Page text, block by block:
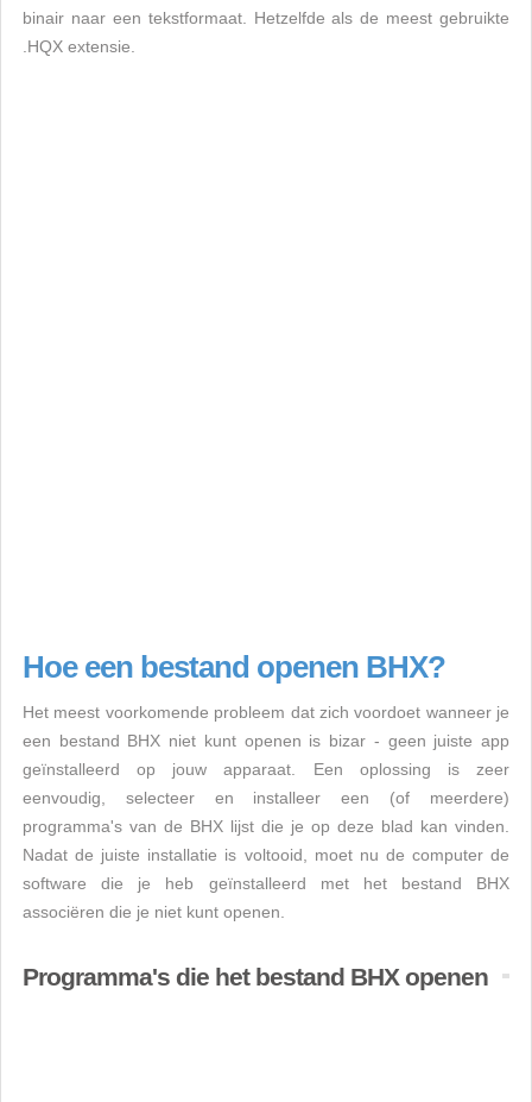
binair naar een tekstformaat. Hetzelfde als de meest gebruikte
.HQX extensie.
Hoe een bestand openen BHX?
Het meest voorkomende probleem dat zich voordoet wanneer je
een bestand BHX niet kunt openen is bizar - geen juiste app
geïnstalleerd op jouw apparaat. Een oplossing is zeer
eenvoudig, selecteer en installeer een (of meerdere)
programma's van de BHX lijst die je op deze blad kan vinden.
Nadat de juiste installatie is voltooid, moet nu de computer de
software die je heb geïnstalleerd met het bestand BHX
associëren die je niet kunt openen.
Programma's die het bestand BHX openen